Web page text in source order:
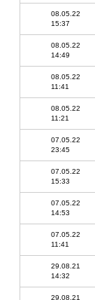
08.05.22
15:37
08.05.22
14:49
08.05.22
11:41
08.05.22
11:21
07.05.22
23:45
07.05.22
15:33
07.05.22
14:53
07.05.22
11:41
29.08.21
14:32
29.08.21